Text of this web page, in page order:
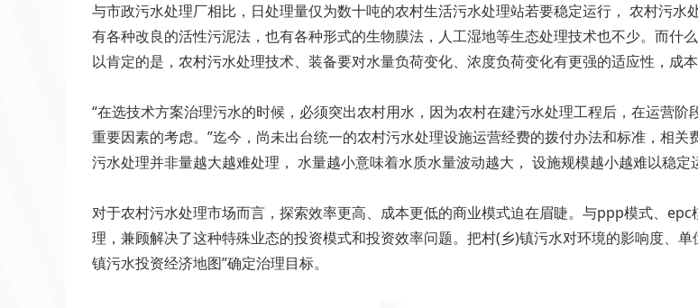
与市政污水处理厂相比，日处理量仅为数十吨的农村生活污水处理站若要稳定运行， 农村污水
有各种改良的活性污泥法，也有各种形式的生物膜法，人工湿地等生态处理技术也不少。而什
以肯定的是，农村污水处理技术、装备要对水量负荷变化、浓度负荷变化有更强的适应性，成本
“在选技术方案治理污水的时候，必须突出农村用水，因为农村在建污水处理工程后，在运营
重要因素的考虑。”迄今，尚未出台统一的农村污水处理设施运营经费的拨付办法和标准，相
污水处理并非量越大越难处理， 水量越小意味着水质水量波动越大， 设施规模越小越难以稳定
对于农村污水处理市场而言，探索效率更高、成本更低的商业模式迫在眉睫。与ppp模式、
理，兼顾解决了这种特殊业态的投资模式和投资效率问题。把村(乡)镇污水对环境的影响度、
镇污水投资经济地图”确定治理目标。